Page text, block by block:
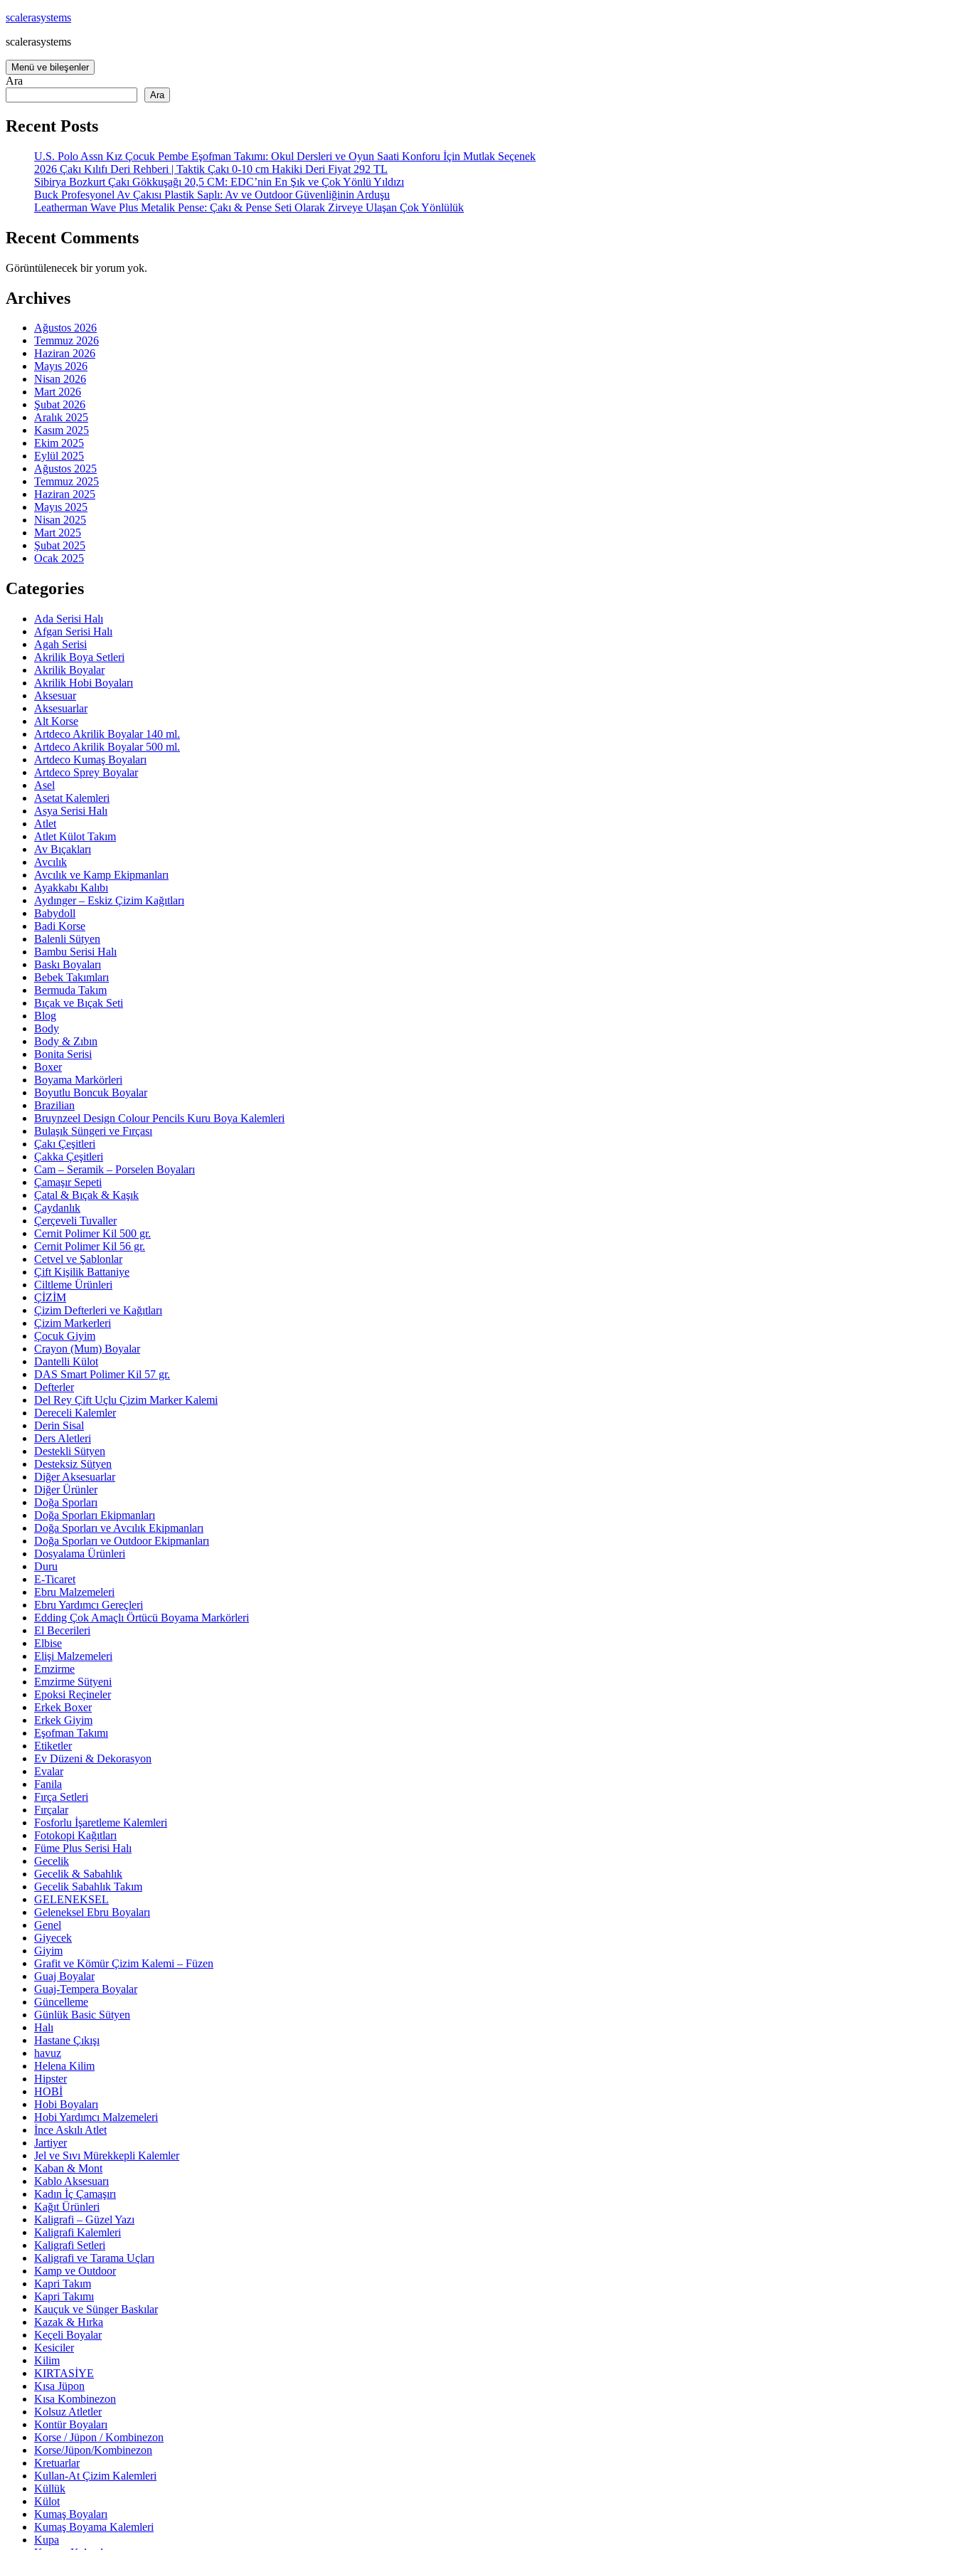
İçeriğe
scalerasystems
scalerasystems
Menü ve bileşenler
Ara
Ara
Recent Posts
U.S. Polo Assn Kız Çocuk Pembe Eşofman Takımı: Okul Dersleri ve Oyun Saati Konforu İçin Mutlak Seçenek
2026 Çakı Kılıfı Deri Rehberi | Taktik Çakı 0-10 cm Hakiki Deri Fiyat 292 TL
Sibirya Bozkurt Çakı Gökkuşağı 20,5 CM: EDC’nin En Şık ve Çok Yönlü Yıldızı
Buck Profesyonel Av Çakısı Plastik Saplı: Av ve Outdoor Güvenliğinin Arduşu
Leatherman Wave Plus Metalik Pense: Çakı & Pense Seti Olarak Zirveye Ulaşan Çok Yönlülük
Recent Comments
Görüntülenecek bir yorum yok.
Archives
Ağustos 2026
Temmuz 2026
Haziran 2026
Mayıs 2026
Nisan 2026
Mart 2026
Şubat 2026
Aralık 2025
Kasım 2025
Ekim 2025
Eylül 2025
Ağustos 2025
Temmuz 2025
Haziran 2025
Mayıs 2025
Nisan 2025
Mart 2025
Şubat 2025
Ocak 2025
Categories
Ada Serisi Halı
Afgan Serisi Halı
Agah Serisi
Akrilik Boya Setleri
Akrilik Boyalar
Akrilik Hobi Boyaları
Aksesuar
Aksesuarlar
Alt Korse
Artdeco Akrilik Boyalar 140 ml.
Artdeco Akrilik Boyalar 500 ml.
Artdeco Kumaş Boyaları
Artdeco Sprey Boyalar
Asel
Asetat Kalemleri
Asya Serisi Halı
Atlet
Atlet Külot Takım
Av Bıçakları
Avcılık
Avcılık ve Kamp Ekipmanları
Ayakkabı Kalıbı
Aydınger – Eskiz Çizim Kağıtları
Babydoll
Badi Korse
Balenli Sütyen
Bambu Serisi Halı
Baskı Boyaları
Bebek Takımları
Bermuda Takım
Bıçak ve Bıçak Seti
Blog
Body
Body & Zıbın
Bonita Serisi
Boxer
Boyama Markörleri
Boyutlu Boncuk Boyalar
Brazilian
Bruynzeel Design Colour Pencils Kuru Boya Kalemleri
Bulaşık Süngeri ve Fırçası
Çakı Çeşitleri
Çakka Çeşitleri
Cam – Seramik – Porselen Boyaları
Çamaşır Sepeti
Çatal & Bıçak & Kaşık
Çaydanlık
Çerçeveli Tuvaller
Cernit Polimer Kil 500 gr.
Cernit Polimer Kil 56 gr.
Cetvel ve Şablonlar
Çift Kişilik Battaniye
Ciltleme Ürünleri
ÇİZİM
Çizim Defterleri ve Kağıtları
Çizim Markerleri
Çocuk Giyim
Crayon (Mum) Boyalar
Dantelli Külot
DAS Smart Polimer Kil 57 gr.
Defterler
Del Rey Çift Uçlu Çizim Marker Kalemi
Dereceli Kalemler
Derin Sisal
Ders Aletleri
Destekli Sütyen
Desteksiz Sütyen
Diğer Aksesuarlar
Diğer Ürünler
Doğa Sporları
Doğa Sporları Ekipmanları
Doğa Sporları ve Avcılık Ekipmanları
Doğa Sporları ve Outdoor Ekipmanları
Dosyalama Ürünleri
Duru
E-Ticaret
Ebru Malzemeleri
Ebru Yardımcı Gereçleri
Edding Çok Amaçlı Örtücü Boyama Markörleri
El Becerileri
Elbise
Elişi Malzemeleri
Emzirme
Emzirme Sütyeni
Epoksi Reçineler
Erkek Boxer
Erkek Giyim
Eşofman Takımı
Etiketler
Ev Düzeni & Dekorasyon
Evalar
Fanila
Fırça Setleri
Fırçalar
Fosforlu İşaretleme Kalemleri
Fotokopi Kağıtları
Füme Plus Serisi Halı
Gecelik
Gecelik & Sabahlık
Gecelik Sabahlık Takım
GELENEKSEL
Geleneksel Ebru Boyaları
Genel
Giyecek
Giyim
Grafit ve Kömür Çizim Kalemi – Füzen
Guaj Boyalar
Guaj-Tempera Boyalar
Güncelleme
Günlük Basic Sütyen
Halı
Hastane Çıkışı
havuz
Helena Kilim
Hipster
HOBİ
Hobi Boyaları
Hobi Yardımcı Malzemeleri
İnce Askılı Atlet
Jartiyer
Jel ve Sıvı Mürekkepli Kalemler
Kaban & Mont
Kablo Aksesuarı
Kadın İç Çamaşırı
Kağıt Ürünleri
Kaligrafi – Güzel Yazı
Kaligrafi Kalemleri
Kaligrafi Setleri
Kaligrafi ve Tarama Uçları
Kamp ve Outdoor
Kapri Takım
Kapri Takımı
Kauçuk ve Sünger Baskılar
Kazak & Hırka
Keçeli Boyalar
Kesiciler
Kilim
KIRTASİYE
Kısa Jüpon
Kısa Kombinezon
Kolsuz Atletler
Kontür Boyaları
Korse / Jüpon / Kombinezon
Korse/Jüpon/Kombinezon
Kretuarlar
Kullan-At Çizim Kalemleri
Küllük
Külot
Kumaş Boyaları
Kumaş Boyama Kalemleri
Kupa